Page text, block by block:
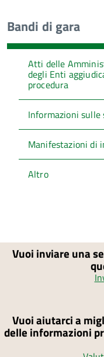
Bandi di gara
Atti delle
degli Enti
procedura
Informazioni sulle
Manifestazioni di
Altro
Vuoi inviare una
Vuoi aiutarci a
delle informazioni